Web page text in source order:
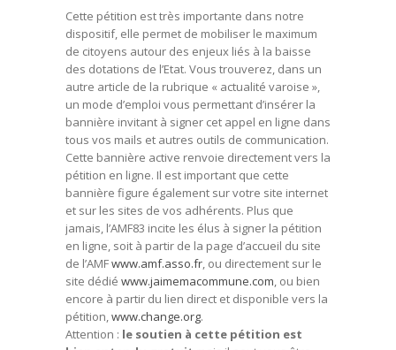
Cette pétition est très importante dans notre
dispositif, elle permet de mobiliser le maximum
de citoyens autour des enjeux liés à la baisse
des dotations de l’Etat. Vous trouverez, dans un
autre article de la rubrique « actualité varoise »,
un mode d’emploi vous permettant d’insérer la
bannière invitant à signer cet appel en ligne dans
tous vos mails et autres outils de communication.
Cette bannière active renvoie directement vers la
pétition en ligne. Il est important que cette
bannière figure également sur votre site internet
et sur les sites de vos adhérents. Plus que
jamais, l’AMF83 incite les élus à signer la pétition
en ligne, soit à partir de la page d’accueil du site
de l’AMFwww.amf.asso.fr, ou directement sur le
site dédié www.jaimemacommune.com, ou bien
encore à partir du lien direct et disponible vers la
pétition,www.change.org.
Attention : le soutien à cette pétition est